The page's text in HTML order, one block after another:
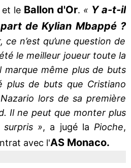
et le Ballon d'Or. « Y a-t-il
de Kylian Mbappé ?
ce n’est qu’une question de
le meilleur joueur toute la
marque même plus de buts
plus de buts que Cristiano
lors de sa première
Il ne peut que monter plus
», a jugé la Pioche,
avec l'AS Monaco.